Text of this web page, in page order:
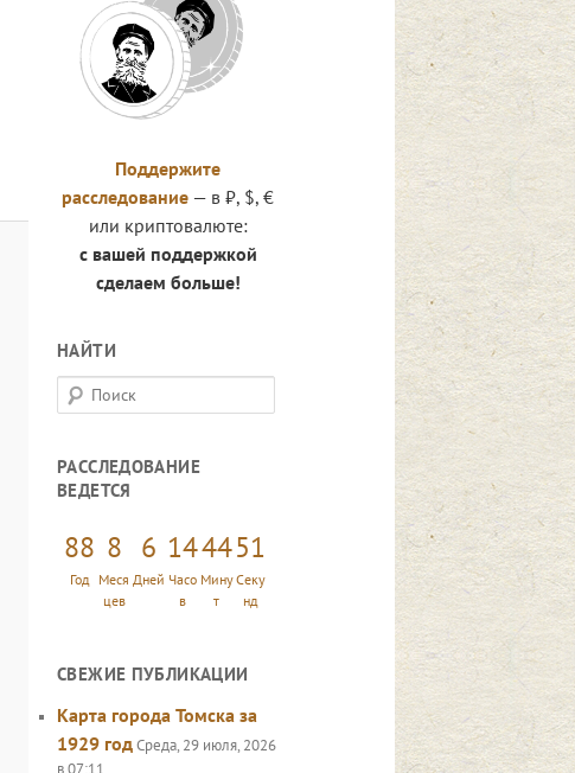
Поддержите
расследование — в ₽, $, €
или криптовалюте:
с вашей поддержкой
сделаем больше!
НАЙТИ
П
о
с
к
РАССЛЕДОВАНИЕ
ВЕДЕТСЯ
88
Год
8
Меся
цев
6
Дней
14
Часо
в
44
Мину
т
52
Секу
нд
СВЕЖИЕ ПУБЛИКАЦИИ
Карта города Томска за
1929 годСреда, 29 июля, 2026
в 07:11